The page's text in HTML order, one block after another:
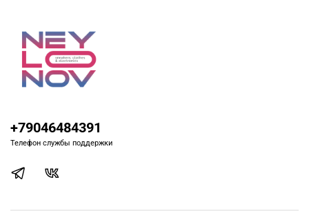
+79046484391
Телефон службы поддержки